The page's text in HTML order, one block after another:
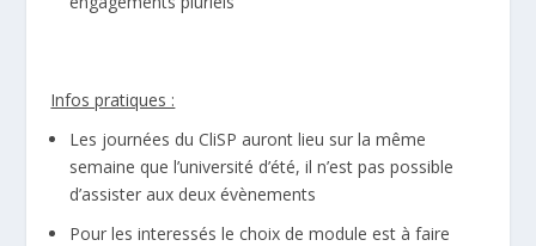
Infos pratiques :
Les journées du CliSP auront lieu sur la même
semaine que l’université d’été, il n’est pas possible
d’assister aux deux évènements
Pour les interessés le choix de module est à faire